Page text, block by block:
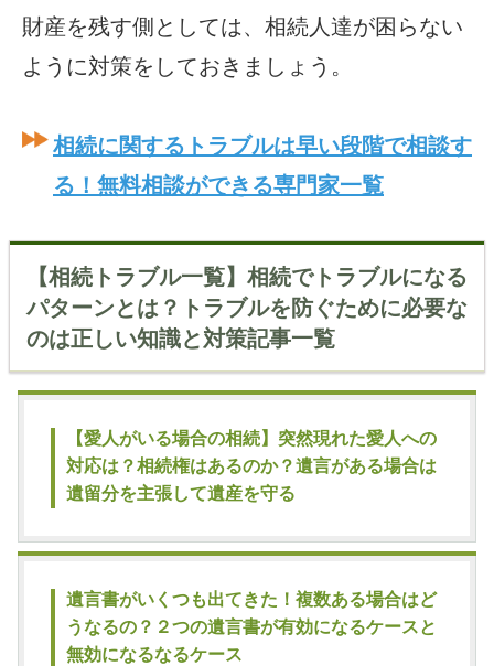
財産を残す側としては、相続人達が困らない
ように対策をしておきましょう。
相続に関するトラブルは早い段階で相談す
る！無料相談ができる専門家一覧
【相続トラブル一覧】相続でトラブルになる
パターンとは？トラブルを防ぐために必要な
のは正しい知識と対策記事一覧
【愛人がいる場合の相続】突然現れた愛人への
対応は？相続権はあるのか？遺言がある場合は
遺留分を主張して遺産を守る
遺言書がいくつも出てきた！複数ある場合はど
うなるの？２つの遺言書が有効になるケースと
無効になるなるケース